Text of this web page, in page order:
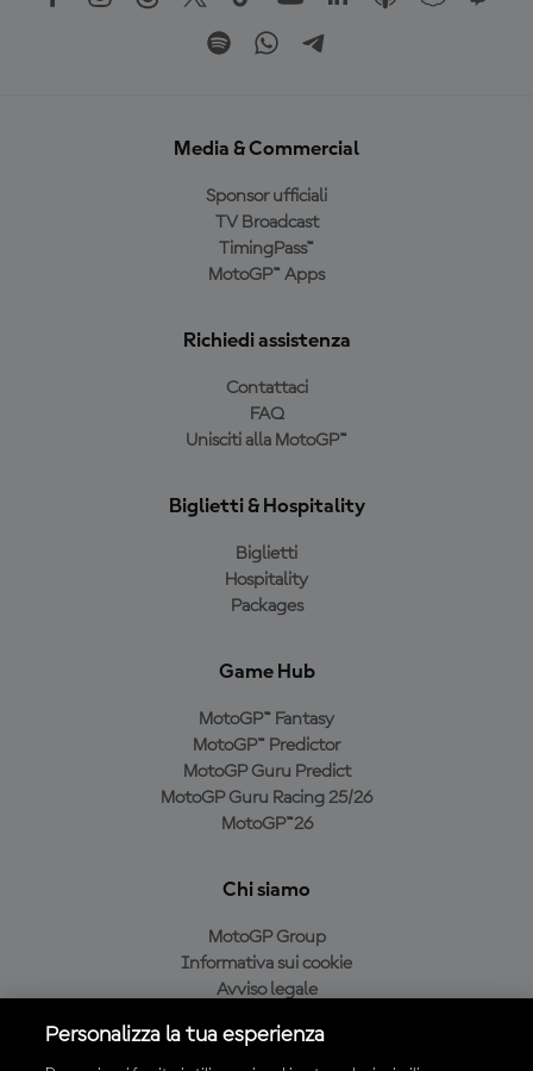
Media & Commercial
Sponsor ufficiali
TV Broadcast
TimingPass™
MotoGP™ Apps
Richiedi assistenza
Contattaci
FAQ
Unisciti alla MotoGP™
Biglietti & Hospitality
Biglietti
Hospitality
Packages
Game Hub
MotoGP™ Fantasy
MotoGP™ Predictor
MotoGP Guru Predict
MotoGP Guru Racing 25/26
MotoGP™26
Chi siamo
MotoGP Group
Informativa sui cookie
Avviso legale
Condizioni di acquisto
Personalizza la tua esperienza